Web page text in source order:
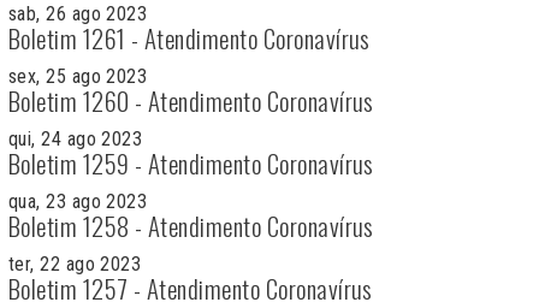
sab, 26 ago 2023
Boletim 1261 - Atendimento Coronavírus
sex, 25 ago 2023
Boletim 1260 - Atendimento Coronavírus
qui, 24 ago 2023
Boletim 1259 - Atendimento Coronavírus
qua, 23 ago 2023
Boletim 1258 - Atendimento Coronavírus
ter, 22 ago 2023
Boletim 1257 - Atendimento Coronavírus